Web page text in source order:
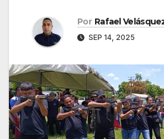
Por Rafael
SEP 14, 2025